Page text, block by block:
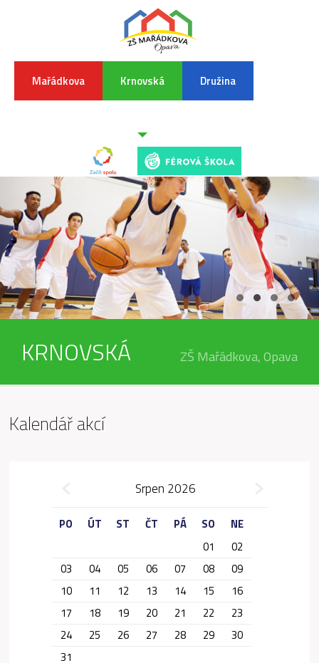
Mařádkova Krnovská Družina
KRNOVSKÁ ZŠ Mařádkova, Opava
Kalendář akcí
Srpen 2026
PO ÚT ST ČT PÁ SO
NE
01
02
03
04 05 06 07 08
09
10
11 12 13 14 15
16
17
18 19 20 21 22
23
24
25 26 27 28 29
30
31